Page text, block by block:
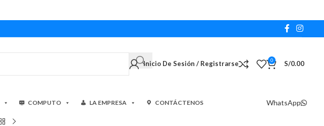
Inicio De Sesión / Registrarse 0 S/0.00
COMPUTO LA EMPRESA CONTÁCTENOS WhatsApp